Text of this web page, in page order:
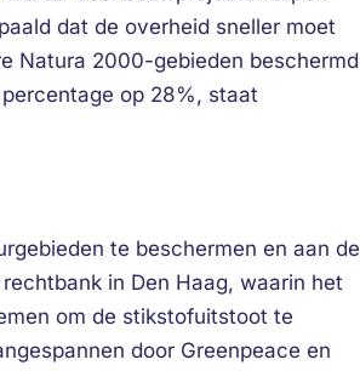
dat de overheid sneller moet
Natura 2000-gebieden beschermd
op 28%, staat
te beschermen en aan de
in Den Haag, waarin het
om de stikstofuitstoot te
door Greenpeace en